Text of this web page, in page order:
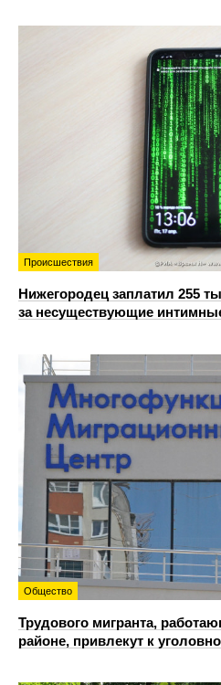
Происшествия
Нижегородец заплатил 255
за несуществующие
Общество
Трудового мигранта,
районе, привлекут к